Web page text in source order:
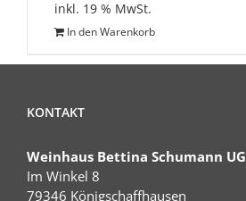
inkl. 19 % MwSt.
In den Warenkorb
KONTAKT
Weinhaus Bettina Schumann UG
Im Winkel 8
79346 Königschaffhausen